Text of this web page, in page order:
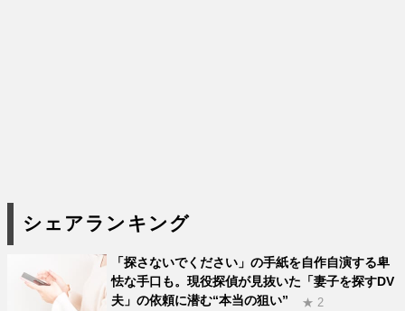
シェアランキング
「探さないでください」の手紙を自作自演する卑
怯な手口も。現役探偵が見抜いた「妻子を探すDV
夫」の依頼に潜む“本当の狙い”
★ 2